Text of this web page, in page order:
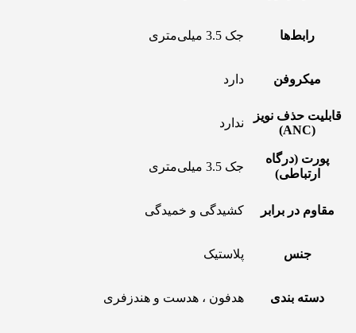
رابط‌ها جک 3.5 میلی‌متری
میکروفن دارد
قابلیت حذف نویز
(ANC)
ندارد
پورت (درگاه
ارتباطی)
جک 3.5 میلی‌متری
مقاوم در برابر کشیدگی و خمیدگی
جنس پلاستیک
دسته بندی هدفون ، هدست و هندزفری